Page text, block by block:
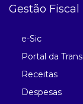
Gestão Fiscal
e-Sic
Portal da
Receitas
Despesas